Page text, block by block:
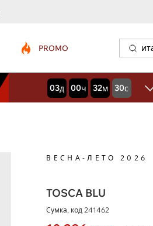
PROMO
03дней
00часов
32минут
30секунд
ВЕСНА-ЛЕТО 2026
TOSCA BLU
Сумка, код241462